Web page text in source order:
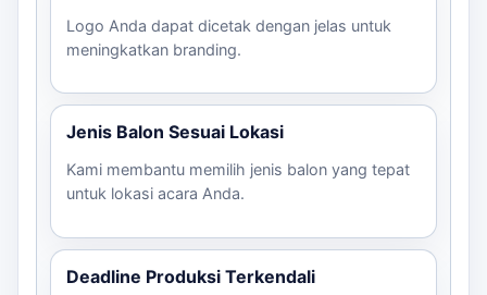
Logo Anda dapat dicetak dengan jelas untuk
meningkatkan branding.
Jenis Balon Sesuai Lokasi
Kami membantu memilih jenis balon yang tepat
untuk lokasi acara Anda.
Deadline Produksi Terkendali